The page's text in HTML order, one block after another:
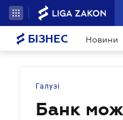
БІЗНЕС Новини
Галузі
Банк